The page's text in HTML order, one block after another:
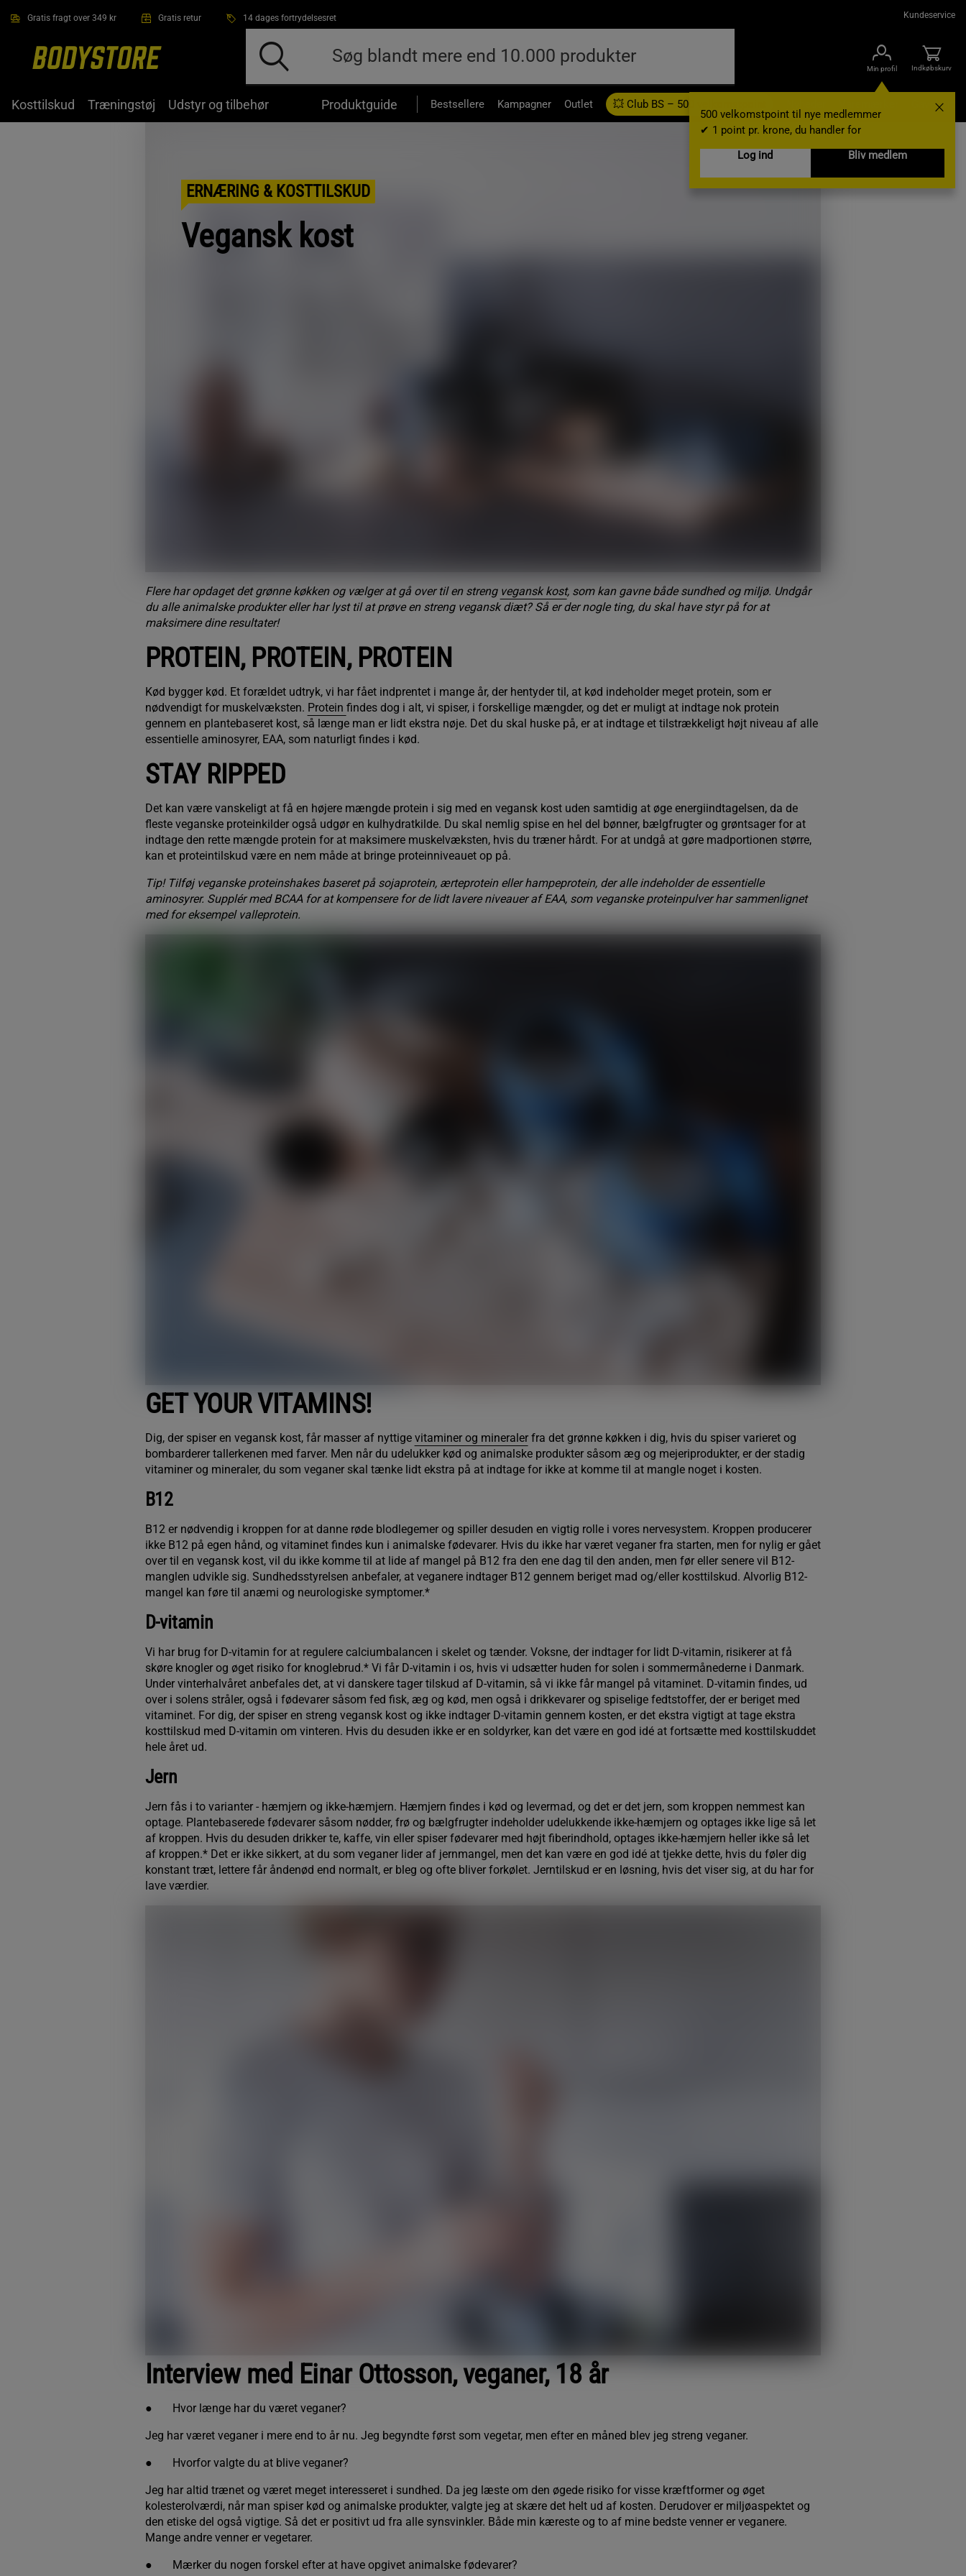
Gratis fragt over 349 kr Gratis retur 14 dages fortrydelsesret Kundeservice
Min profil
500 velkomstpoint til nye medlemmer
✔ 1 point pr. krone, du handler for
Log ind
Bliv medlem
Indkøbskurv
Kosttilskud Træningstøj Udstyr og tilbehør Produktguide Bestsellere Kampagner Outlet 💥 Club BS – 500 velkomstpoint Gavekort
ERNÆRING & KOSTTILSKUD
Vegansk kost
Flere har opdaget det grønne køkken og vælger at gå over til en streng vegansk kost, som kan gavne både sundhed og miljø. Undgår
du alle animalske produkter eller har lyst til at prøve en streng vegansk diæt? Så er der nogle ting, du skal have styr på for at
maksimere dine resultater!
PROTEIN, PROTEIN, PROTEIN
Kød bygger kød. Et forældet udtryk, vi har fået indprentet i mange år, der hentyder til, at kød indeholder meget protein, som er
nødvendigt for muskelvæksten. Protein findes dog i alt, vi spiser, i forskellige mængder, og det er muligt at indtage nok protein
gennem en plantebaseret kost, så længe man er lidt ekstra nøje. Det du skal huske på, er at indtage et tilstrækkeligt højt niveau af alle
essentielle aminosyrer, EAA, som naturligt findes i kød.
STAY RIPPED
Det kan være vanskeligt at få en højere mængde protein i sig med en vegansk kost uden samtidig at øge energiindtagelsen, da de
fleste veganske proteinkilder også udgør en kulhydratkilde. Du skal nemlig spise en hel del bønner, bælgfrugter og grøntsager for at
indtage den rette mængde protein for at maksimere muskelvæksten, hvis du træner hårdt. For at undgå at gøre madportionen større,
kan et proteintilskud være en nem måde at bringe proteinniveauet op på.
Tip! Tilføj veganske proteinshakes baseret på sojaprotein, ærteprotein eller hampeprotein, der alle indeholder de essentielle
aminosyrer. Supplér med BCAA for at kompensere for de lidt lavere niveauer af EAA, som veganske proteinpulver har sammenlignet
med for eksempel valleprotein.
GET YOUR VITAMINS!
Dig, der spiser en vegansk kost, får masser af nyttige vitaminer og mineralerfra det grønne køkken i dig, hvis du spiser varieret og
bombarderer tallerkenen med farver. Men når du udelukker kød og animalske produkter såsom æg og mejeriprodukter, er der stadig
vitaminer og mineraler, du som veganer skal tænke lidt ekstra på at indtage for ikke at komme til at mangle noget i kosten.
B12
B12 er nødvendig i kroppen for at danne røde blodlegemer og spiller desuden en vigtig rolle i vores nervesystem. Kroppen producerer
ikke B12 på egen hånd, og vitaminet findes kun i animalske fødevarer. Hvis du ikke har været veganer fra starten, men for nylig er gået
over til en vegansk kost, vil du ikke komme til at lide af mangel på B12 fra den ene dag til den anden, men før eller senere vil B12-
manglen udvikle sig. Sundhedsstyrelsen anbefaler, at veganere indtager B12 gennem beriget mad og/eller kosttilskud. Alvorlig B12-
mangel kan føre til anæmi og neurologiske symptomer.*
D-vitamin
Vi har brug for D-vitamin for at regulere calciumbalancen i skelet og tænder. Voksne, der indtager for lidt D-vitamin, risikerer at få
skøre knogler og øget risiko for knoglebrud.* Vi får D-vitamin i os, hvis vi udsætter huden for solen i sommermånederne i Danmark.
Under vinterhalvåret anbefales det, at vi danskere tager tilskud af D-vitamin, så vi ikke får mangel på vitaminet. D-vitamin findes, ud
over i solens stråler, også i fødevarer såsom fed fisk, æg og kød, men også i drikkevarer og spiselige fedtstoffer, der er beriget med
vitaminet. For dig, der spiser en streng vegansk kost og ikke indtager D-vitamin gennem kosten, er det ekstra vigtigt at tage ekstra
kosttilskud med D-vitamin om vinteren. Hvis du desuden ikke er en soldyrker, kan det være en god idé at fortsætte med kosttilskuddet
hele året ud.
Jern
Jern fås i to varianter - hæmjern og ikke-hæmjern. Hæmjern findes i kød og levermad, og det er det jern, som kroppen nemmest kan
optage. Plantebaserede fødevarer såsom nødder, frø og bælgfrugter indeholder udelukkende ikke-hæmjern og optages ikke lige så let
af kroppen. Hvis du desuden drikker te, kaffe, vin eller spiser fødevarer med højt fiberindhold, optages ikke-hæmjern heller ikke så let
af kroppen.* Det er ikke sikkert, at du som veganer lider af jernmangel, men det kan være en god idé at tjekke dette, hvis du føler dig
konstant træt, lettere får åndenød end normalt, er bleg og ofte bliver forkølet. Jerntilskud er en løsning, hvis det viser sig, at du har for
lave værdier.
Interview med Einar Ottosson, veganer, 18 år
● Hvor længe har du været veganer?
Jeg har været veganer i mere end to år nu. Jeg begyndte først som vegetar, men efter en måned blev jeg streng veganer.
● Hvorfor valgte du at blive veganer?
Jeg har altid trænet og været meget interesseret i sundhed. Da jeg læste om den øgede risiko for visse kræftformer og øget
kolesterolværdi, når man spiser kød og animalske produkter, valgte jeg at skære det helt ud af kosten. Derudover er miljøaspektet og
den etiske del også vigtige. Så det er positivt ud fra alle synsvinkler. Både min kæreste og to af mine bedste venner er veganere.
Mange andre venner er vegetarer.
● Mærker du nogen forskel efter at have opgivet animalske fødevarer?